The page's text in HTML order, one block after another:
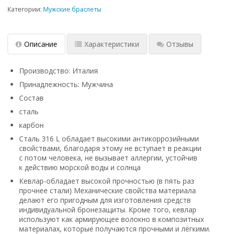
Категории: Мужские браслеты
Описание Характеристики Отзывы
Производство: Италия
Принадлежность: Мужчина
Состав
сталь
карбон
Сталь 316 L обладает высокими антикоррозийными
свойствами, благодаря этому не вступает в реакции
с потом человека, не вызывает аллергии, устойчив
к действию морской воды и солнца
Кевлар-обладает высокой прочностью (в пять раз
прочнее стали) Механические свойства материала
делают его пригодным для изготовления средств
индивидуальной бронезащиты. Кроме того, кевлар
используют как армирующее волокно в композитных
материалах, которые получаются прочными и лёгкими.